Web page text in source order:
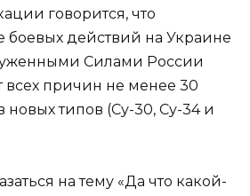
говорится, что
боевых действий на Украине
Силами России
всех причин не менее 30
новых типов (Су-30, Су-34 и
на тему «Да что какой-